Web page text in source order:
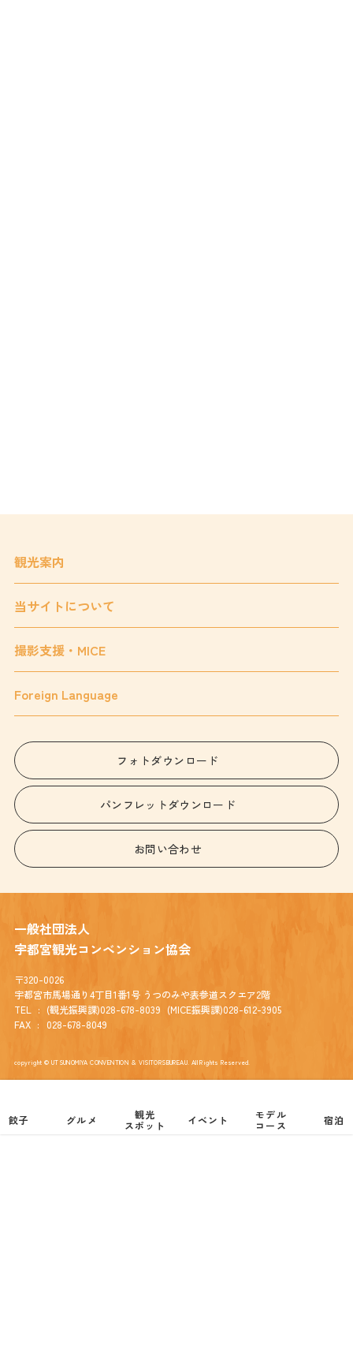
観光案内
当サイトについて
撮影支援・MICE
Foreign Language
フォトダウンロード
パンフレットダウンロード
お問い合わせ
一般社団法人
宇都宮観光コンベンション協会
〒320-0026
宇都宮市馬場通り4丁目1番1号 うつのみや表参道スクエア2階
TEL
(観光振興課)028-678-8039 (MICE振興課)028-612-3905
FAX
028-678-8049
copyright © UTSUNOMIYA CONVENTION ＆ VISITORSBUREAU. All Rights Reserved.
餃子 グルメ
観光
スポット
イベント
モデル
コース
宿泊